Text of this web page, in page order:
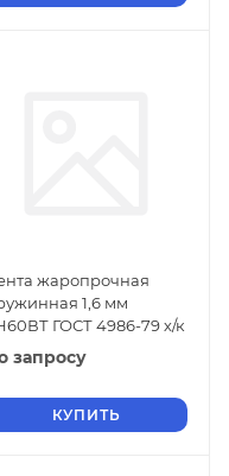
жаропрочная
1,6 мм
ГОСТ 4986-79 х/к
запросу
КУПИТЬ